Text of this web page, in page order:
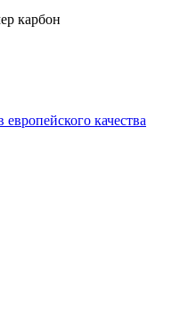
карбон
качества